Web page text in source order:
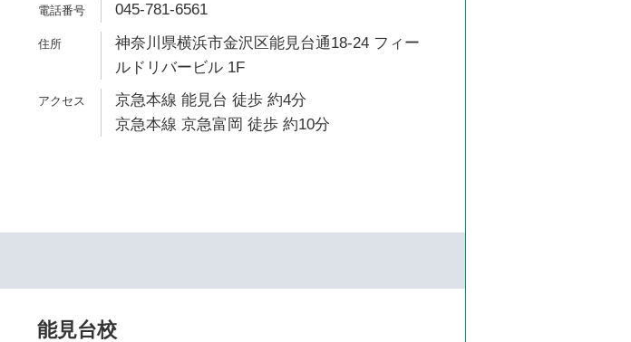
045-781-6561
神奈川県横浜市金沢区能見台通18-24 フィー
ルドリバービル 1F
京急本線 能見台 徒歩 約4分
京急本線 京急富岡 徒歩 約10分
能見台校